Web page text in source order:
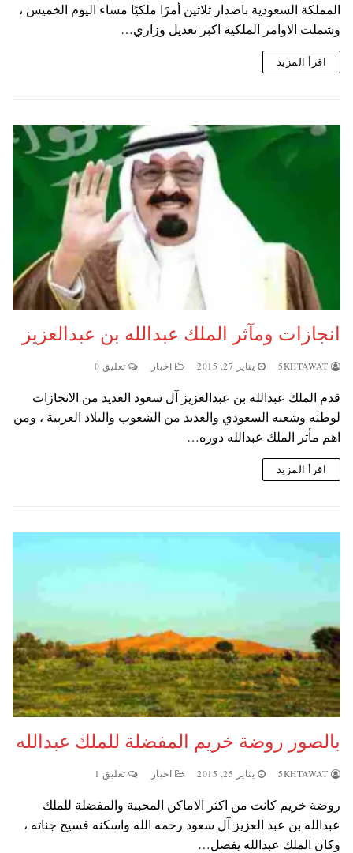
المملكة السعودية باصدار ثلاثين أمرًا ملكيًا مساء اليوم الخميس ،
وشملت الاوامر الملكية اكبر تعديل وزاري…
اقرأ المزيد
انجازات ومآثر الملك عبدالله بن عبدالعزيز
يناير 27, 2015 اخبار تعليق 0
قدم الملك عبدالله بن عبدالعزيز آل سعود العديد من الانجازات
لوطنه وشعبه السعودي والعديد من الشعوب والبلاد العربية ، ومن
اهم مأثر الملك عبدالله دوره…
اقرأ المزيد
بالصور روضة خريم المفضلة للملك عبدالله
يناير 25, 2015 اخبار تعليق 1
روضة خريم كانت من اكثر الاماكن المحببة والمفضلة للملك
عبدالله بن عبد العزيز آل سعود رحمه الله واسكنه فسيح جناته ،
وكان الملك عبدالله يفضل…